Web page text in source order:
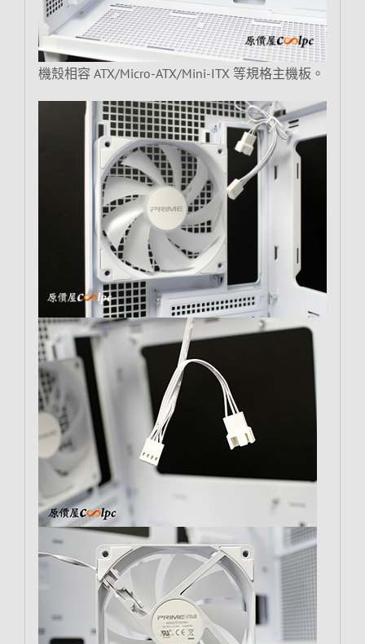
機殼相容 ATX/Micro-ATX/Mini-ITX 等規格主機板。